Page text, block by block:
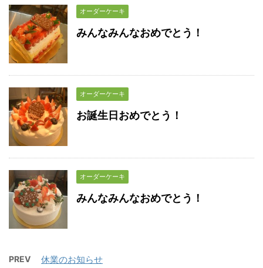
オーダーケーキ
みんなみんなおめでとう！
オーダーケーキ
お誕生日おめでとう！
オーダーケーキ
みんなみんなおめでとう！
PREV 休業のお知らせ